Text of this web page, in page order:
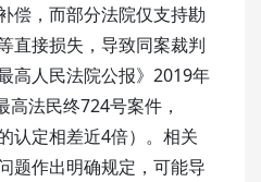
偿，而部分法院仅支持勘
直接损失，导致同案裁判
高人民法院公报》2019年
法民终724号案件，
认定相差近4倍）。相关
题作出明确规定，可能导